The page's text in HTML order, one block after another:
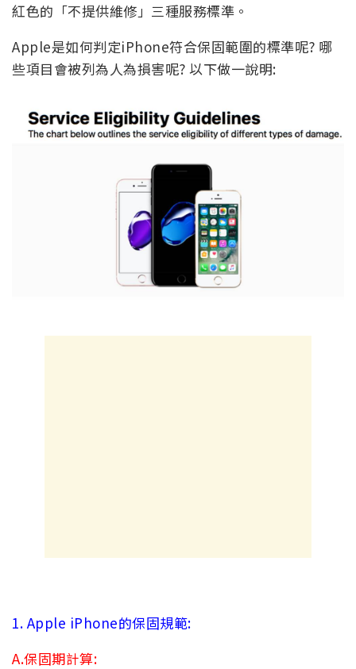
紅色的「不提供維修」三種服務標準。
Apple是如何判定iPhone符合保固範圍的標準呢? 哪
些項目會被列為人為損害呢? 以下做一說明:
1. Apple iPhone的保固規範:
A.保固期計算: